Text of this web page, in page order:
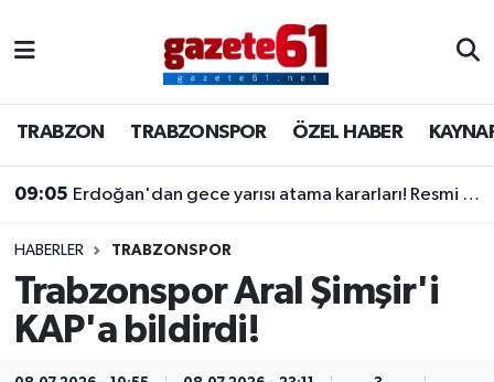
TRABZON TRABZONSPOR ÖZEL HABER
09:05 Erdoğan'dan gece yarısı atama kararları! Resmi Gazete'de yayımlandı…
HABERLER TRABZONSPOR
Trabzonspor Aral Şimşir'i
KAP'a bildirdi!
TRABZONSPOR
ÖZEL HABER
KAYNAR KAZAN
SİYASET
Trabzon Nöbetçi Eczaneler
Trabzon Hava Durumu
Trabzon Namaz Vakitleri
Trabzon Trafik Yoğunluk Haritası
Süper Lig Puan Durumu ve Fikstür